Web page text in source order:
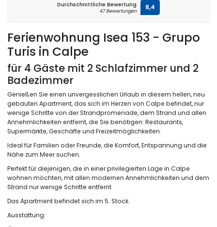
Ferienwohnung Isea 153 - Grupo
Turis in Calpe
für 4 Gäste mit 2 Schlafzimmer und 2
Badezimmer
Genießen Sie einen unvergesslichen Urlaub in diesem hellen, neu
gebauten Apartment, das sich im Herzen von Calpe befindet, nur
wenige Schritte von der Strandpromenade, dem Strand und allen
Annehmlichkeiten entfernt, die Sie benötigen: Restaurants,
Supermärkte, Geschäfte und Freizeitmöglichkeiten.
Ideal für Familien oder Freunde, die Komfort, Entspannung und die
Nähe zum Meer suchen.
Perfekt für diejenigen, die in einer privilegierten Lage in Calpe
wohnen möchten, mit allen modernen Annehmlichkeiten und dem
Strand nur wenige Schritte entfernt.
Das Apartment befindet sich im 5. Stock.
Ausstattung:
Durchschnittliche Bewertung
47 Bewertungen 8,4